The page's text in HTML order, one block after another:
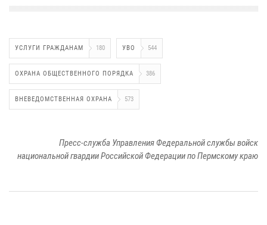
УСЛУГИ ГРАЖДАНАМ 180 УВО 544
ОХРАНА ОБЩЕСТВЕННОГО ПОРЯДКА 386
ВНЕВЕДОМСТВЕННАЯ ОХРАНА 573
Пресс-служба Управления Федеральной службы войск
национальной гвардии Российской Федерации по Пермскому краю